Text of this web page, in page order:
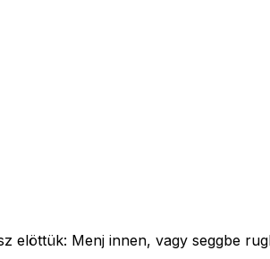
elöttük: Menj innen, vagy seggbe